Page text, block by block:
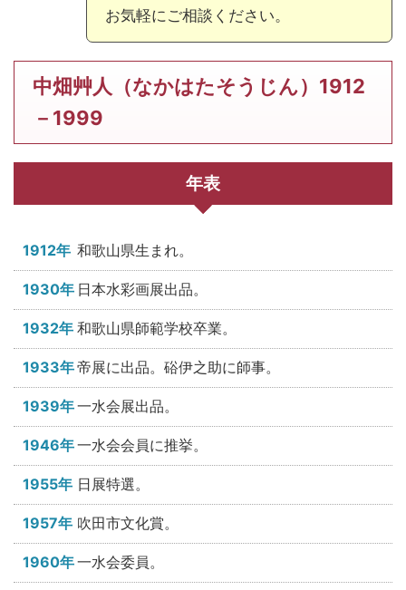
お気軽にご相談ください。
中畑艸人（なかはたそうじん）1912
－1999
年表
1912年 和歌山県生まれ。
1930年 日本水彩画展出品。
1932年 和歌山県師範学校卒業。
1933年帝展に出品。硲伊之助に師事。
1939年一水会展出品。
1946年一水会会員に推挙。
1955年 日展特選。
1957年 吹田市文化賞。
1960年一水会委員。